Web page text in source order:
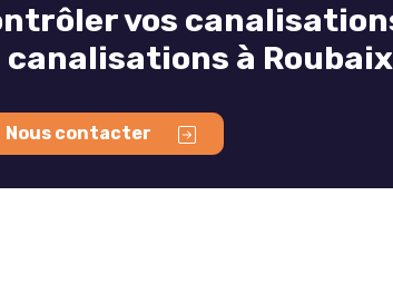
vos
canalisations à Roubaix
Nous contacter